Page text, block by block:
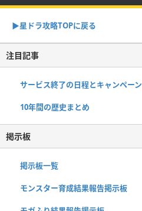
▶︎星ドラ攻略TOPに戻る
注目記事
サービス終了の日程とキャンペーン
10年間の歴史まとめ
掲示板
掲示板一覧
モンスター育成結果報告掲示板